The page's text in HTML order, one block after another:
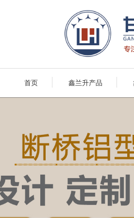
首页 鑫兰升产品